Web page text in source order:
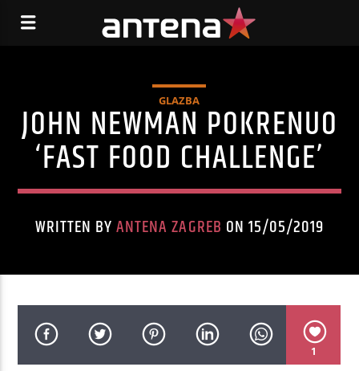
GLAZBA
JOHN NEWMAN POKRENUO
‘FAST FOOD CHALLENGE’
WRITTEN BYANTENA ZAGREB ON 15/05/2019
1